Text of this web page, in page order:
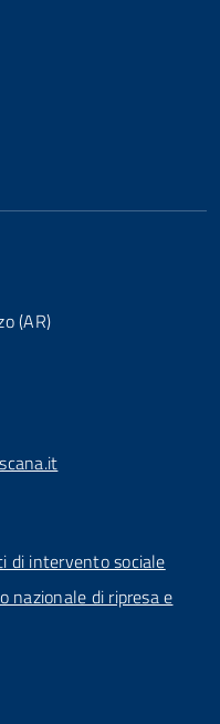
(AR)
di intervento sociale
nazionale di ripresa e